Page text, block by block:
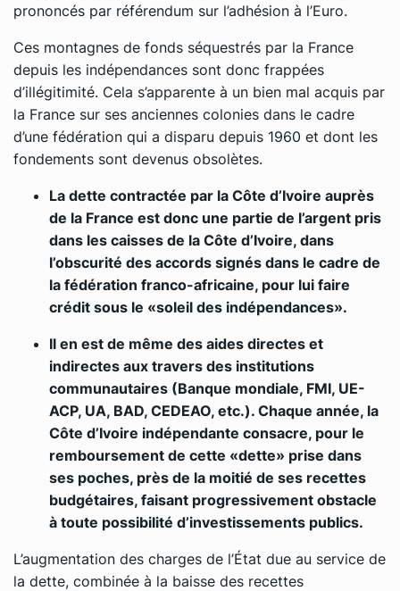
prononcés par référendum sur l’adhésion à l’Euro.
Ces montagnes de fonds séquestrés par la France
depuis les indépendances sont donc frappées
d’illégitimité. Cela s’apparente à un bien mal acquis par
la France sur ses anciennes colonies dans le cadre
d’une fédération qui a disparu depuis 1960 et dont les
fondements sont devenus obsolètes.
La dette contractée par la Côte d’Ivoire auprès
de la France est donc une partie de l’argent pris
dans les caisses de la Côte d’Ivoire, dans
l’obscurité des accords signés dans le cadre de
la fédération franco-africaine, pour lui faire
crédit sous le «soleil des indépendances».
Il en est de même des aides directes et
indirectes aux travers des institutions
communautaires (Banque mondiale, FMI, UE-
ACP, UA, BAD, CEDEAO, etc.). Chaque année, la
Côte d’Ivoire indépendante consacre, pour le
remboursement de cette «dette» prise dans
ses poches, près de la moitié de ses recettes
budgétaires, faisant progressivement obstacle
à toute possibilité d’investissements publics.
L’augmentation des charges de l’État due au service de
la dette, combinée à la baisse des recettes